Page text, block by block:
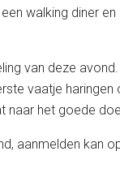
walking diner en
van deze
vaatje haringen
naar het goede
aanmelden kan